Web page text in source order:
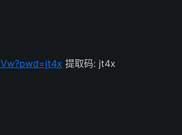
提取码: jt4x